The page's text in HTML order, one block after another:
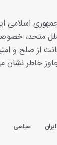
اسلامی
متحد،
از صلح و
خاطر نشان
ایران سیاسی